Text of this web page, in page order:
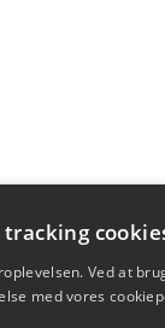
Ved at
med vores